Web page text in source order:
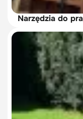
Narzędzia do